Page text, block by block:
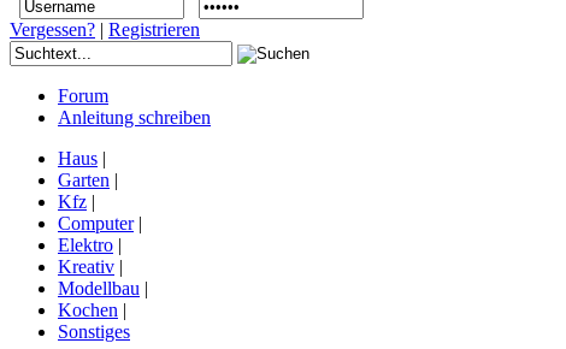
Vergessen? | Registrieren
Forum
Anleitung schreiben
Haus |
Garten |
Kfz |
Computer|
Elektro |
Kreativ |
Modellbau |
Kochen |
Sonstiges